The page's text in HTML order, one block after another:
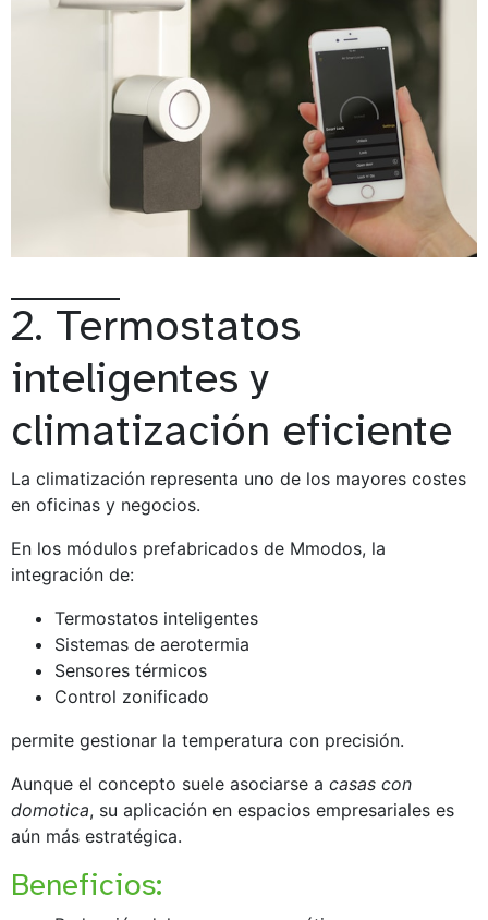
2. Termostatos
inteligentes y
climatización eficiente
La climatización representa uno de los mayores costes
en oficinas y negocios.
En los módulos prefabricados de Mmodos, la
integración de:
Termostatos inteligentes
Sistemas de aerotermia
Sensores térmicos
Control zonificado
permite gestionar la temperatura con precisión.
Aunque el concepto suele asociarse a casas con
domotica, su aplicación en espacios empresariales es
aún más estratégica.
Beneficios: